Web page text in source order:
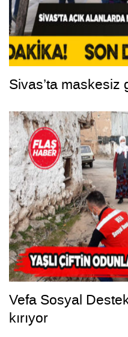
Sivas’ta maskesiz
Vefa Sosyal
kırıyor